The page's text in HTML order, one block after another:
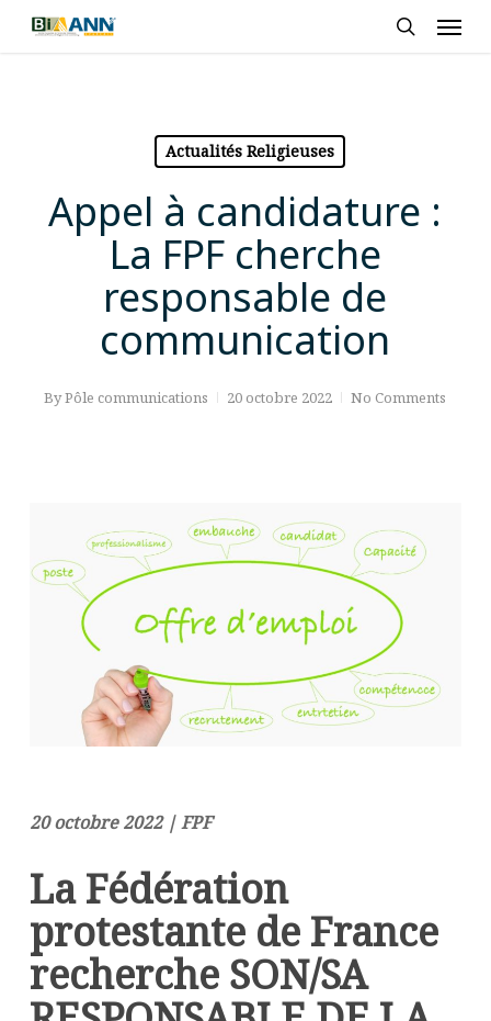
Skip
Actualités Religieuses
Appel à candidature :
La FPF cherche
responsable de
communication
ByPôle communications 20 octobre 2022 No Comments
20 octobre 2022 | FPF
La Fédération
protestante de France
recherche SON/SA